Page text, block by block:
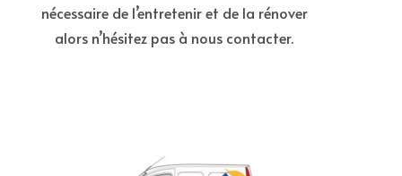
nécessaire de l’entretenir et de la rénover
alors n’hésitez pas à nous contacter.